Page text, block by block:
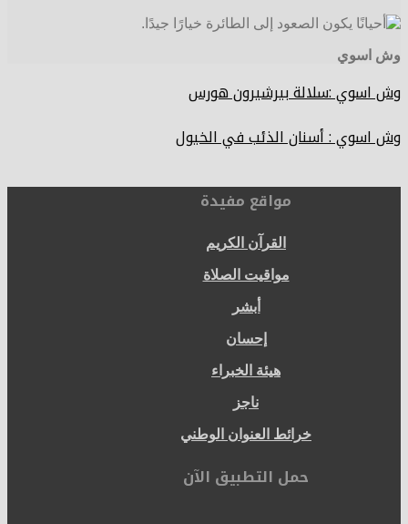
وش اسوي
وش اسوي :سلالة بيرشيرون هورس
وش اسوي : أسنان الذئب في الخيول
مواقع مفيدة
القرآن الكريم
مواقيت الصلاة
أبشر
إحسان
هيئة الخبراء
ناجز
خرائط العنوان الوطني
حمل التطبيق الآن